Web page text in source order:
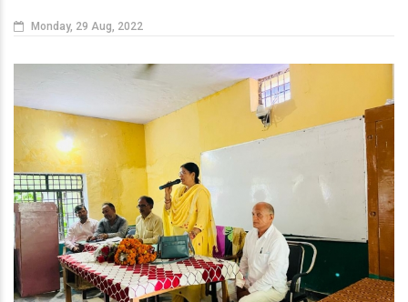
Monday, 29 Aug, 2022